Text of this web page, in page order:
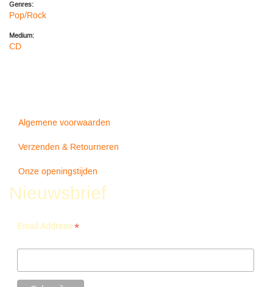
Genres:
Pop/Rock
Medium:
CD
Algemene voorwaarden
Verzenden & Retourneren
Onze openingstijden
Nieuwsbrief
Email Address *